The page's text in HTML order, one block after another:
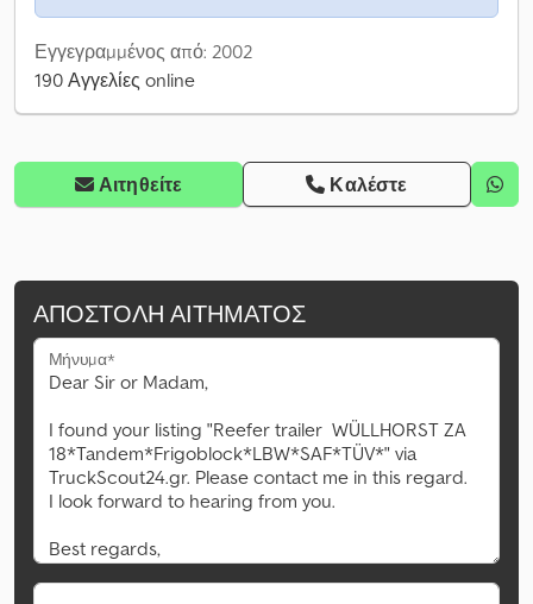
Εγγεγραμμένος από: 2002
190 Αγγελίες online
Αιτηθείτε Καλέστε
ΑΠΟΣΤΟΛΉ ΑΙΤΉΜΑΤΟΣ
Μήνυμα*